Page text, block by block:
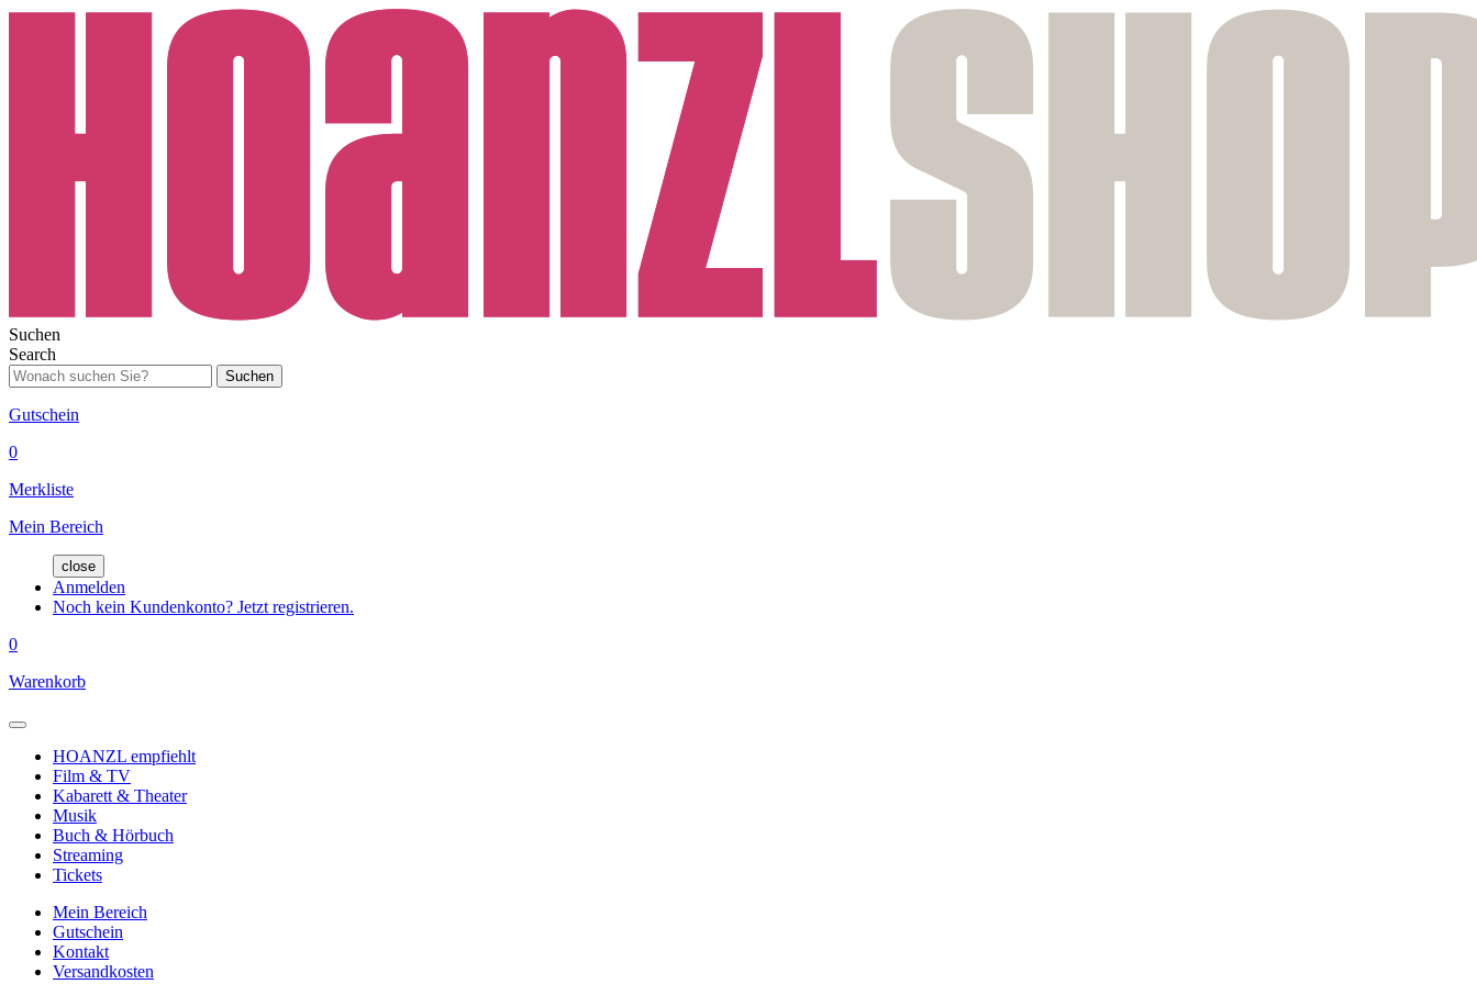
Suchen
Search
Suchen
Gutschein
0
Merkliste
Mein Bereich
close
Anmelden
Noch kein Kundenkonto? Jetzt registrieren.
0
Warenkorb
HOANZL empfiehlt
Film & TV
Kabarett & Theater
Musik
Buch & Hörbuch
Streaming
Tickets
Mein Bereich
Gutschein
Kontakt
Versandkosten